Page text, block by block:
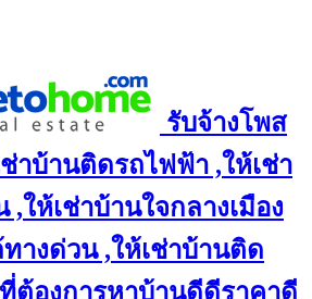
รับจ้างโพส
าบ้านติดรถไฟฟ้า ,ให้เช่า
ให้เช่าบ้านใจกลางเมือง
างด่วน ,ให้เช่าบ้านติด
ต้องการหาบ้านดีดีราคาดี